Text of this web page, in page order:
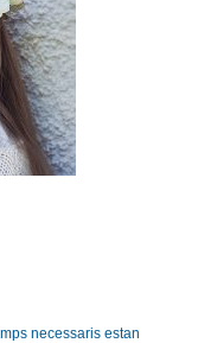
necessaris estan